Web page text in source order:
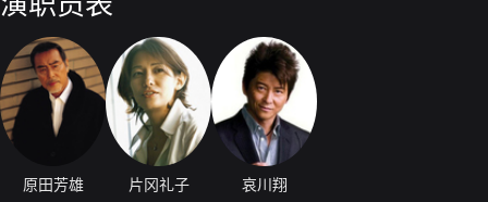
原田芳雄 片冈礼子 哀川翔